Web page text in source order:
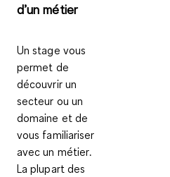
d’un métier
Un stage vous
permet de
découvrir un
secteur ou un
domaine et de
vous familiariser
avec un métier.
La plupart des